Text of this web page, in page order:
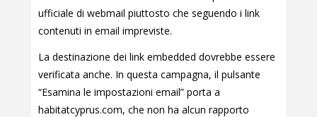
ufficiale di webmail piuttosto che seguendo i link
contenuti in email impreviste.
La destinazione dei link embedded dovrebbe essere
verificata anche. In questa campagna, il pulsante
“Esamina le impostazioni email” porta a
habitatcyprus.com, che non ha alcun rapporto